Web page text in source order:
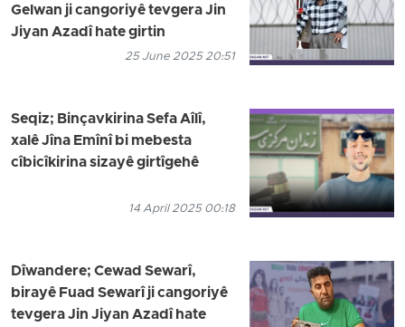
Gelwan ji cangoriyê tevgera Jin
Jiyan Azadî hate girtin
25 June 2025 20:51
Seqiz; Binçavkirina Sefa Aîlî,
xalê Jîna Emînî bi mebesta
cîbicîkirina sizayê girtîgehê
14 April 2025 00:18
Dîwandere; Cewad Sewarî,
birayê Fuad Sewarî ji cangoriyê
tevgera Jin Jiyan Azadî hate